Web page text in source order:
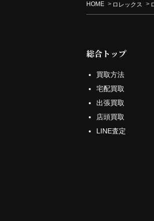
HOME ロレックス
総合トップ
買取方法
宅配買取
出張買取
店頭買取
LINE査定